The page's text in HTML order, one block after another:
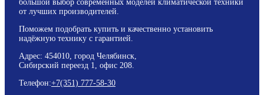
большой выбор современных моделей климатической техники
от лучших производителей.
Поможем подобрать купить и качественно установить
надёжную технику с гарантией.
Адрес: 454010, город Челябинск,
Сибирский переезд 1, офис 208.
Телефон:+7(351) 777-58-30